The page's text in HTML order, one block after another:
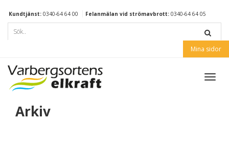
Kundtjänst: 0340-64 64 00 Felanmälan vid strömavbrott: 0340-64 64 05
Mina sidor
Arkiv